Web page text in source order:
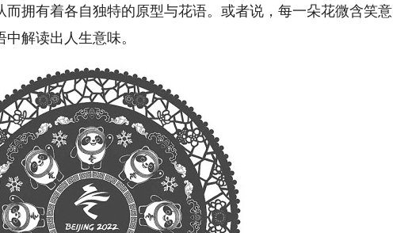
拥有着各自独特的原型与花语。或者说，每一朵花微含笑意
解读出人生意味。